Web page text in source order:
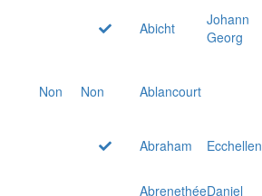
Abicht
Johann
Georg
Non Non
Ablancourt
Abraham
AbrenethéeDaniel